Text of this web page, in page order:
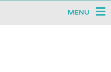
MENU